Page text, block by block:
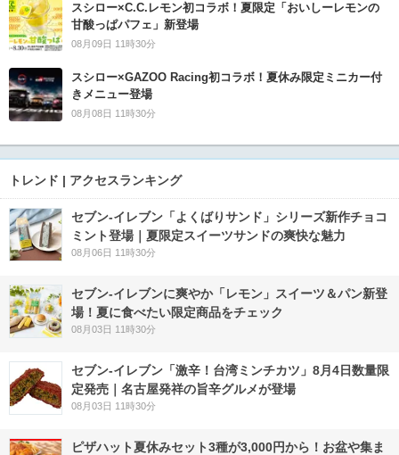
スシロー×C.C.レモン初コラボ！夏限定「おいしーレモンの
甘酸っぱパフェ」新登場
08月09日 11時30分
スシロー×GAZOO Racing初コラボ！夏休み限定ミニカー付
きメニュー登場
08月08日 11時30分
トレンド | アクセスランキング
セブン‐イレブン「よくばりサンド」シリーズ新作チョコ
ミント登場｜夏限定スイーツサンドの爽快な魅力
08月06日 11時30分
セブン‐イレブンに爽やか「レモン」スイーツ＆パン新登
場！夏に食べたい限定商品をチェック
08月03日 11時30分
セブン-イレブン「激辛！台湾ミンチカツ」8月4日数量限
定発売｜名古屋発祥の旨辛グルメが登場
08月03日 11時30分
ピザハット夏休みセット3種が3,000円から！お盆や集ま